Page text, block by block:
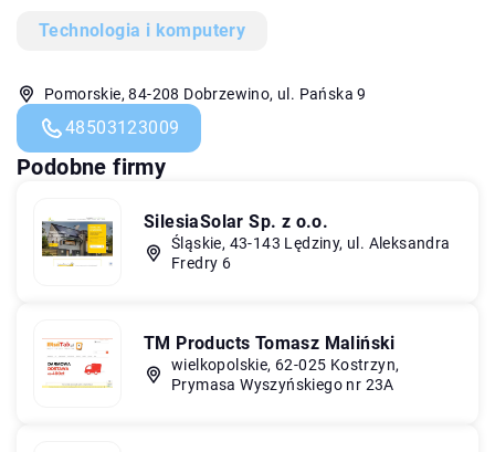
Technologia i komputery
Pomorskie, 84-208 Dobrzewino, ul. Pańska 9
48503123009
Podobne firmy
SilesiaSolar Sp. z o.o.
Śląskie, 43-143 Lędziny, ul. Aleksandra
Fredry 6
TM Products Tomasz Maliński
wielkopolskie, 62-025 Kostrzyn,
Prymasa Wyszyńskiego nr 23A